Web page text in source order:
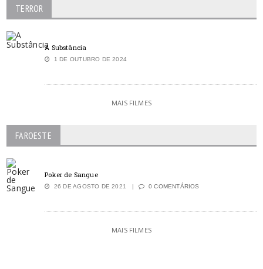
TERROR
A Substância
1 DE OUTUBRO DE 2024
MAIS FILMES
FAROESTE
Poker de Sangue
26 DE AGOSTO DE 2021 0 COMENTÁRIOS
MAIS FILMES